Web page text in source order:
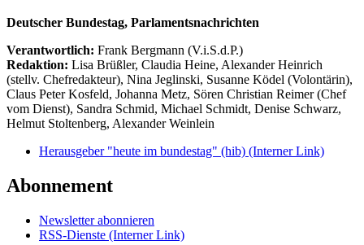
Deutscher Bundestag, Parlamentsnachrichten
Verantwortlich: Frank Bergmann (V.i.S.d.P.)
Redaktion: Lisa Brüßler, Claudia Heine, Alexander Heinrich
(stellv. Chefredakteur), Nina Jeglinski, Susanne Ködel (Volontärin),
Claus Peter Kosfeld, Johanna Metz, Sören Christian Reimer (Chef
vom Dienst), Sandra Schmid, Michael Schmidt, Denise Schwarz,
Helmut Stoltenberg, Alexander Weinlein
Herausgeber "heute im bundestag" (hib) (Interner Link)
Abonnement
Newsletter abonnieren
RSS-Dienste (Interner Link)